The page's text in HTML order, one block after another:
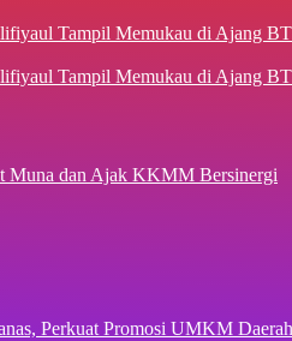
Tampil Memukau di Ajang
Muna dan Ajak KKMM Bersinergi
Perkuat Promosi UMKM Daerah